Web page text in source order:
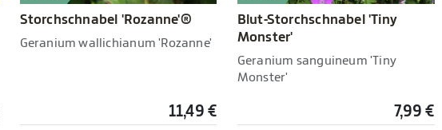
Storchschnabel 'Rozanne'®
Geranium wallichianum 'Rozanne'
11,49 €
Blut-Storchschnabel 'Tiny
Monster'
Geranium sanguineum 'Tiny
Monster'
7,99 €